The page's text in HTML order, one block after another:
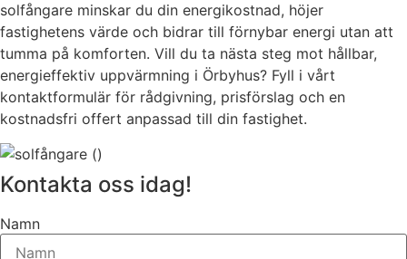
solfångare minskar du din energikostnad, höjer
fastighetens värde och bidrar till förnybar energi utan att
tumma på komforten. Vill du ta nästa steg mot hållbar,
energieffektiv uppvärmning i Örbyhus? Fyll i vårt
kontaktformulär för rådgivning, prisförslag och en
kostnadsfri offert anpassad till din fastighet.
Kontakta oss idag!
Namn